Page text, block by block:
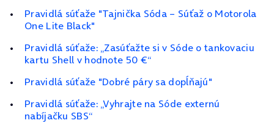
Pravidlá súťaže "Tajnička Sóda – Súťaž o Motorola
One Lite Black"
Pravidlá súťaže: „Zasúťažte si v Sóde o tankovaciu
kartu Shell v hodnote 50 €“
Pravidlá súťaže "Dobré páry sa dopĺňajú"
Pravidlá súťaže: „Vyhrajte na Sóde externú
nabíjačku SBS“